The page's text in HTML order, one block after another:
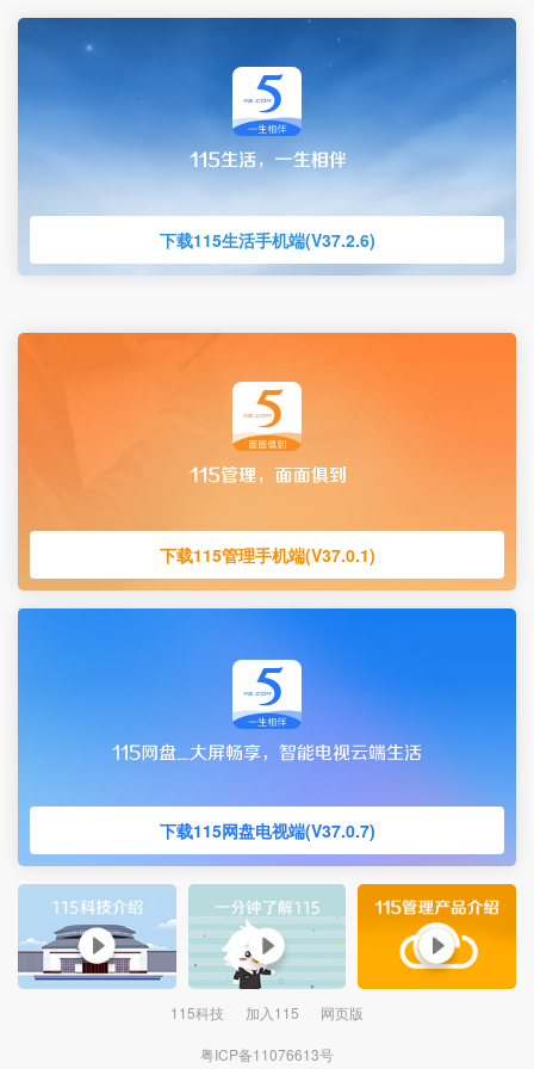
下载115生活手机端(V37.2.6)
下载115管理手机端(V37.0.1)
下载115网盘电视端(V37.0.7)
115科技 加入115 网页版
粤ICP备11076613号